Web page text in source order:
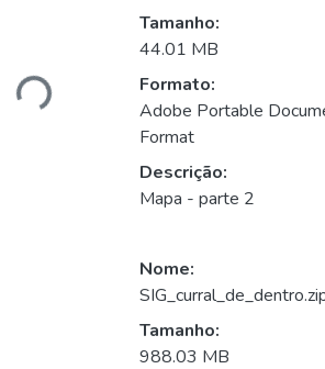
Tamanho:
44.01 MB
Formato:
Adobe Portable
Format
Descrição:
Mapa - parte 2
Nome:
Tamanho:
988.03 MB